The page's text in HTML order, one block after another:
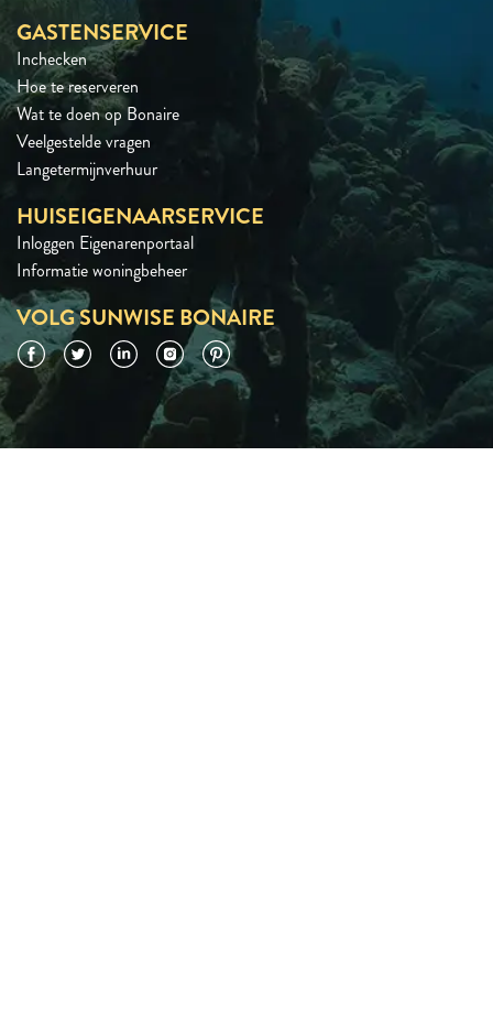
GASTENSERVICE
Inchecken
Hoe te reserveren
Wat te doen op Bonaire
Veelgestelde vragen
Langetermijnverhuur
HUISEIGENAARSERVICE
Inloggen Eigenarenportaal
Informatie woningbeheer
VOLG SUNWISE BONAIRE